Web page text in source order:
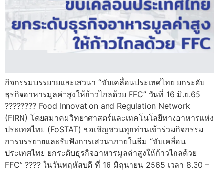
กิจกรรมบรรยายและเสวนา “ขับเคลื่อนประเทศไทย ยกระดับ
ธุรกิจอาหารมูลค่าสูงให้ก้าวไกลด้วย FFC” วันที่ 16 มิ.ย.65
???????? Food Innovation and Regulation Network
(FIRN) โดยสมาคมวิทยาศาสตร์และเทคโนโลยีทางอาหารแห่ง
ประเทศไทย (FoSTAT) ขอเชิญชวนทุกท่านเข้าร่วมกิจกรรม
การบรรยายและรับฟังการเสวนาภายในธีม “ขับเคลื่อน
ประเทศไทย ยกระดับธุรกิจอาหารมูลค่าสูงให้ก้าวไกลด้วย
FFC” ???? ในวันพฤหัสบดี ที่ 16 มิถุนายน 2565 เวลา 8.30 –